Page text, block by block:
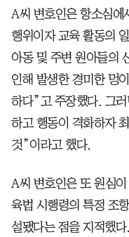
A씨 변호인은 항소심에
행위이자 교육 활동의
아동 및 주변 원아들의
인해 발생한 경미한 멍
하다”고 주장했다. 그
하고 행동이 격화하자
것”이라고 했다.
A씨 변호인은 또 원심
육법 시행령의 특정 조
설됐다는 점을 지적했